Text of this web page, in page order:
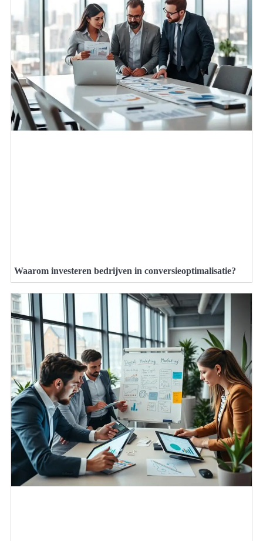
Waarom investeren bedrijven in conversieoptimalisatie?